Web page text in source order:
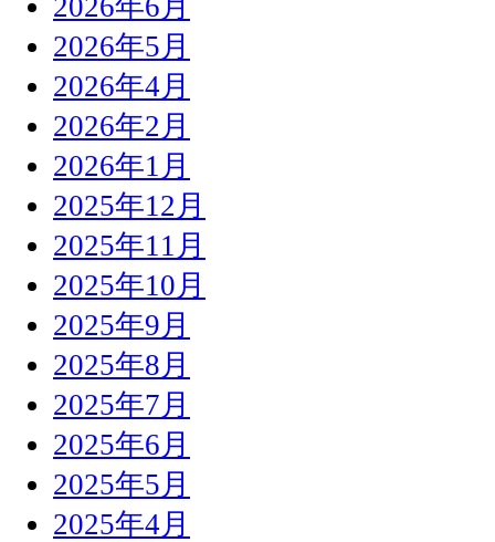
2026年5月
2026年4月
2026年2月
2026年1月
2025年12月
2025年11月
2025年10月
2025年9月
2025年8月
2025年7月
2025年6月
2025年5月
2025年4月